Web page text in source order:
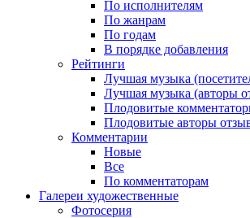
По исполнителям
По жанрам
По годам
В порядке добавления
Рейтинги
Лучшая музыка
Лучшая музыка (авторы
Плодовитые
Плодовитые авторы
Комментарии
Новые
Все
По комментаторам
Галереи художественные
Фотосерия